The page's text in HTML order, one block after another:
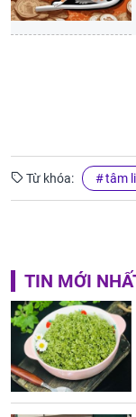
Từ khóa: tâm
TIN MỚI